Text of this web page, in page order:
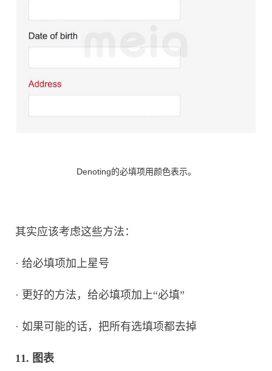
Denoting的必填项用颜色表示。
其实应该考虑这些方法：
· 给必填项加上星号
· 更好的方法，给必填项加上“必填”
· 如果可能的话，把所有选填项都去掉
11. 图表